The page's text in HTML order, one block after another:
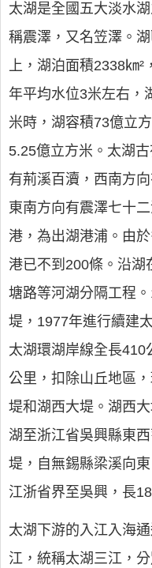
太湖是全國五大淡水
稱震澤，又名笠澤。
上，湖泊面積2338㎞²
年平均水位3米左右，
米時，湖容積73億立
5.25億立方米。太湖
有荊溪百瀆，西南方
東南方向有震澤七十
港，為出湖港浦。由
港已不到200條。沿湖
塘路等河湖分隔工程
堤，1977年進行續建
太湖環湖岸線全長410
公里，扣除山丘地區
堤和湖西大堤。湖西
湖至浙江省吳興縣東
堤，自無錫縣梁溪向
江浙省界至吳興，長
太湖下游的入江入海
江，統稱太湖三江，